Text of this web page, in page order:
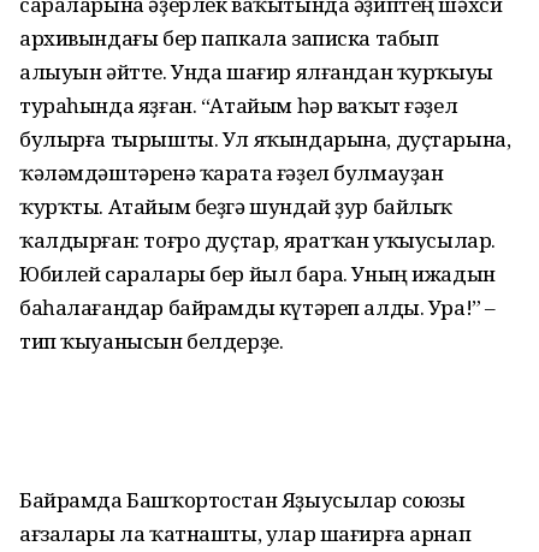
архивындағы бер папкала записка табып
алыуын әйтте. Унда шағир ялғандан ҡурҡыуы
тураһында яҙған. “Ата­йым һәр ваҡыт ғәҙел
булырға тырышты. Ул яҡын­дарына, дуҫтарына,
ҡәләмдәштәренә ҡа­рата ғәҙел булмауҙан
ҡурҡты. Атайым беҙгә шун­дай ҙур байлыҡ
ҡалдырған: тоғро дуҫтар, яратҡан уҡыусылар.
Юбилей саралары бер йыл бара. Уның ижадын
баһалағандар байрам­ды күтәреп алды. Ура!” –
тип ҡыуанысын белдерҙе.
Байрамда Башҡортостан Яҙыусылар союзы
ағзалары ла ҡатнашты, улар шағирға арнап